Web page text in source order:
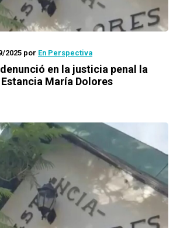
2025 por En Perspectiva
en la justicia penal la
María Dolores